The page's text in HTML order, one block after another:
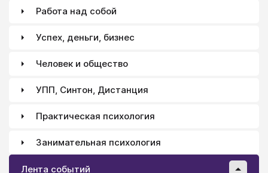
Работа над собой
Успех, деньги, бизнес
Человек и общество
УПП, Синтон, Дистанция
Практическая психология
Занимательная психология
Лента событий